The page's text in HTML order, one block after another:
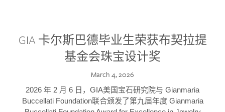
GIA 卡尔斯巴德毕业生荣获布契拉提
基金会珠宝设计奖
March 4, 2026
2026 年 2 月 6 日，GIA美国宝石研究院与 Gianmaria
Buccellati Foundation联合颁发了第九届年度 Gianmaria